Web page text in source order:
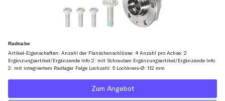
Radnabe
Artikel-Eigenschaften: Anzahl der Flanschanschlüsse: 4 Anzahl pro Achse: 2
Ergänzungsartikel/Ergänzende Info 2: mit Schrauben Ergänzungsartikel/Ergänzende Info
2: mit integriertem Radlager Felge Lochzahl: 5 Lochkreis-Ø: 112 mm
Zum Angebot